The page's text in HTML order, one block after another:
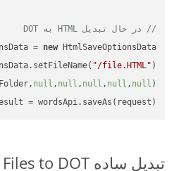
// در حال تبدیل HTML به DOT
= new
"/file.HTML"
null , null , null , null , null
= wordsApi.saveAs(request);